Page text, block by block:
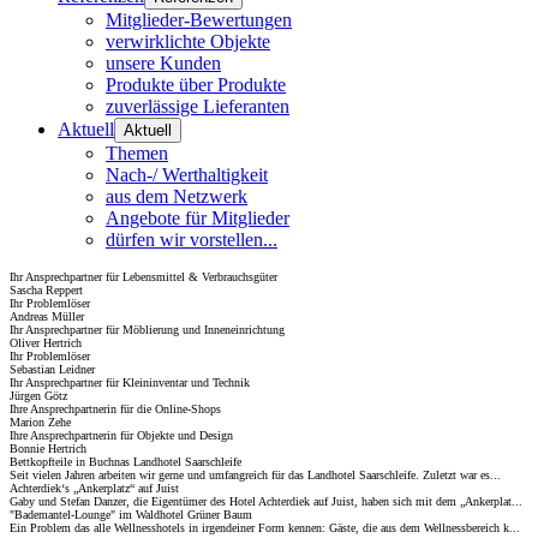
Mitglieder-Bewertungen
verwirklichte Objekte
unsere Kunden
Produkte über Produkte
zuverlässige Lieferanten
Aktuell Aktuell
Themen
Nach-/ Werthaltigkeit
aus dem Netzwerk
Angebote für Mitglieder
dürfen wir vorstellen...
Ihr Ansprechpartner für Lebensmittel & Verbrauchsgüter
Sascha Reppert
Ihr Problemlöser
Andreas Müller
Ihr Ansprechpartner für Möblierung und Inneneinrichtung
Oliver Hertrich
Ihr Problemlöser
Sebastian Leidner
Ihr Ansprechpartner für Kleininventar und Technik
Jürgen Götz
Ihre Ansprechpartnerin für die Online-Shops
Marion Zehe
Ihre Ansprechpartnerin für Objekte und Design
Bonnie Hertrich
Bettkopfteile in Buchnas Landhotel Saarschleife
Seit vielen Jahren arbeiten wir gerne und umfangreich für das Landhotel Saarschleife. Zuletzt war es...
Achterdiek‘s „Ankerplatz“ auf Juist
Gaby und Stefan Danzer, die Eigentümer des Hotel Achterdiek auf Juist, haben sich mit dem „Ankerplat...
"Bademantel-Lounge" im Waldhotel Grüner Baum
Ein Problem das alle Wellnesshotels in irgendeiner Form kennen: Gäste, die aus dem Wellnessbereich k...